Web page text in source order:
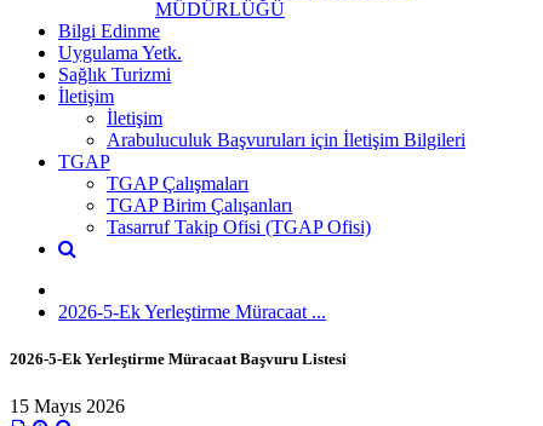
MÜDÜRLÜĞÜ
Bilgi Edinme
Uygulama Yetk.
Sağlık Turizmi
İletişim
İletişim
Arabuluculuk Başvuruları için İletişim Bilgileri
TGAP
TGAP Çalışmaları
TGAP Birim Çalışanları
Tasarruf Takip Ofisi (TGAP Ofisi)
2026-5-Ek Yerleştirme Müracaat ...
2026-5-Ek Yerleştirme Müracaat Başvuru Listesi
15 Mayıs 2026